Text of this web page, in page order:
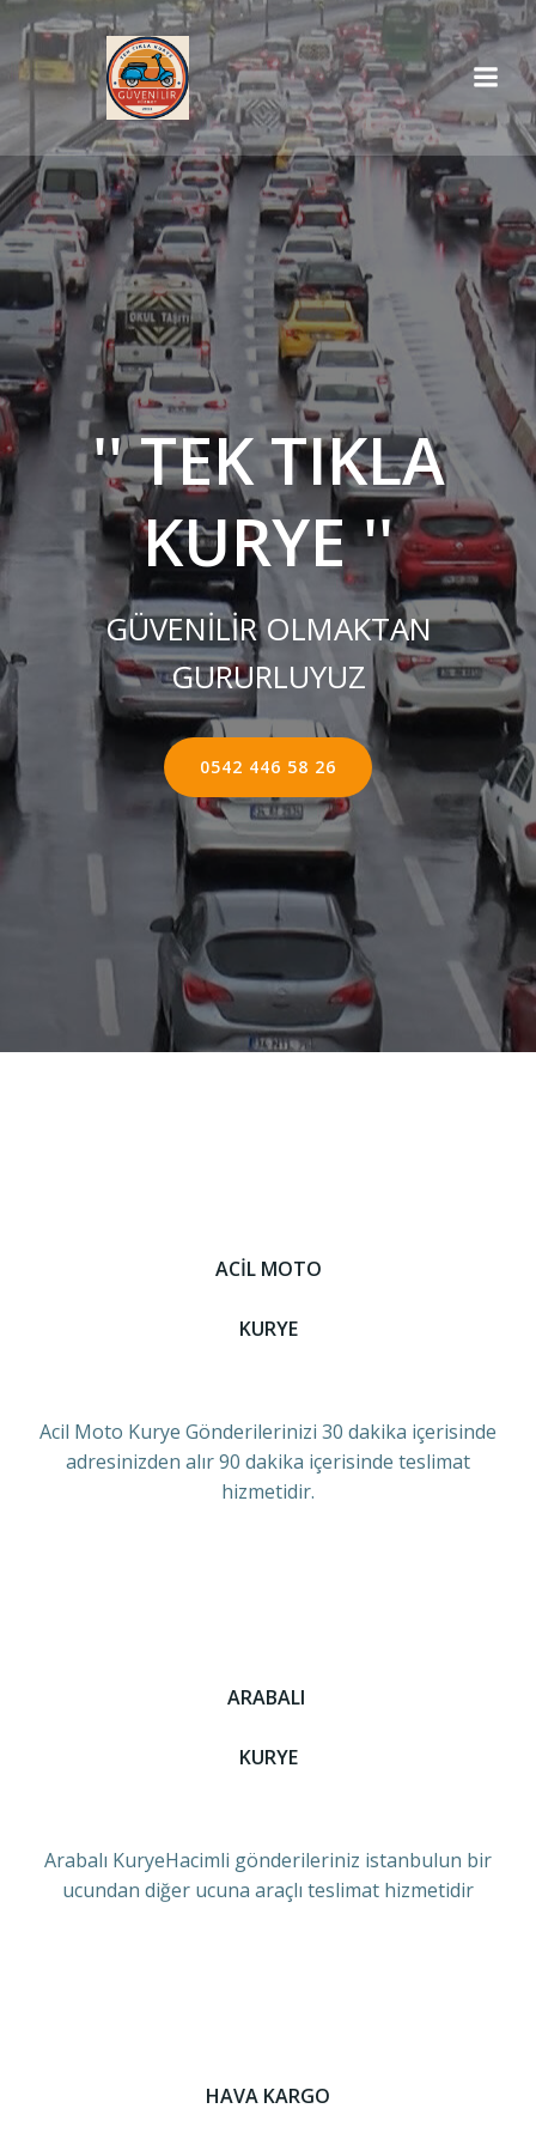
İçeriğe
geç
'' TEK TIKLA
KURYE ''
GÜVENİLİR OLMAKTAN
GURURLUYUZ
0542 446 58 26
ACİL MOTO
KURYE
Acil Moto Kurye Gönderilerinizi 30 dakika içerisinde
adresinizden alır 90 dakika içerisinde teslimat
hizmetidir.
ARABALI
KURYE
Arabalı KuryeHacimli gönderileriniz istanbulun bir
ucundan diğer ucuna araçlı teslimat hizmetidir
HAVA KARGO